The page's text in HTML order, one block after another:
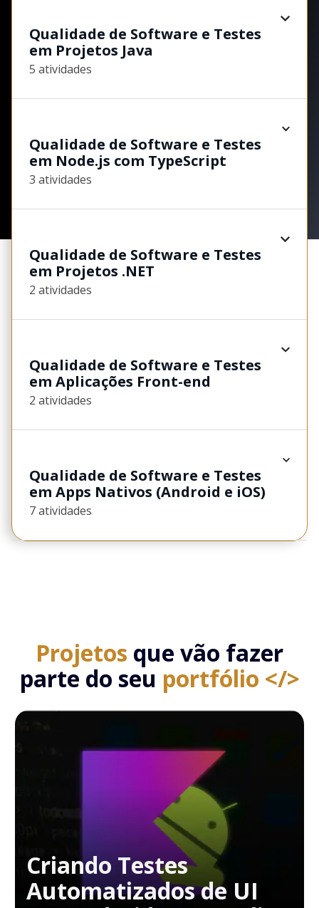
Qualidade de Software e Testes
em Projetos Java
5 atividades
Qualidade de Software e Testes
em Node.js com TypeScript
3 atividades
Qualidade de Software e Testes
em Projetos .NET
2 atividades
Qualidade de Software e Testes
em Aplicações Front-end
2 atividades
Qualidade de Software e Testes
em Apps Nativos (Android e iOS)
7 atividades
Projetos que vão fazer
parte do seu portfólio </>
Criando Testes
Automatizados de UI